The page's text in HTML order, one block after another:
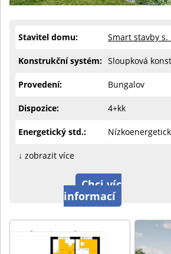
Stavitel domu: Smart stavby s.
Konstrukční systém: Sloupková
Provedení: Bungalov
Dispozice: 4+kk
Energetický std.:
↓ zobrazit více
Chci víc
informací